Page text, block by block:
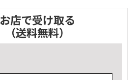
お店で受け取る
（送料無料）